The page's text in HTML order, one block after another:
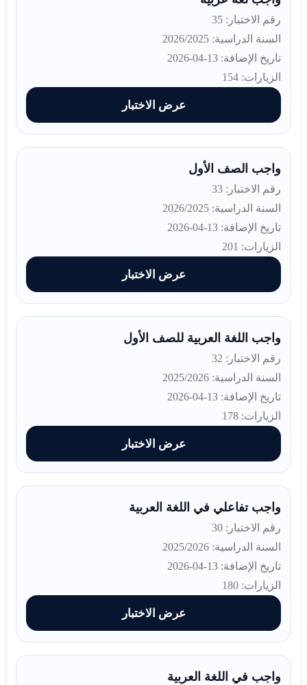
رقم الاختبار: 35
السنة الدراسية: 2026/2025
تاريخ الإضافة: 13-04-2026
الزيارات: 154
عرض الاختبار
واجب الصف الأول
رقم الاختبار: 33
السنة الدراسية: 2026/2025
تاريخ الإضافة: 13-04-2026
الزيارات: 201
عرض الاختبار
واجب اللغة العربية للصف الأول
رقم الاختبار: 32
السنة الدراسية: 2025/2026
تاريخ الإضافة: 13-04-2026
الزيارات: 178
عرض الاختبار
واجب تفاعلي في اللغة العربية
رقم الاختبار: 30
السنة الدراسية: 2025/2026
تاريخ الإضافة: 13-04-2026
الزيارات: 180
عرض الاختبار
واجب في اللغة العربية